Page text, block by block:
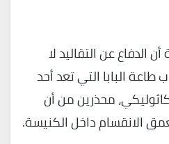
الدفاع عن التقاليد لا
البابا التي تعد أحد
محذرين من أن
الانقسام داخل الكنيسة.